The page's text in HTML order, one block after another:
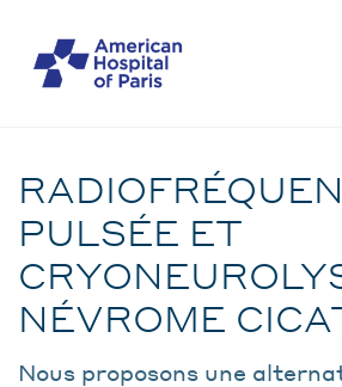
main
MENU
MOBILE
BREADCRUMB
PULSÉE ET
NÉVROME
Nous proposons une